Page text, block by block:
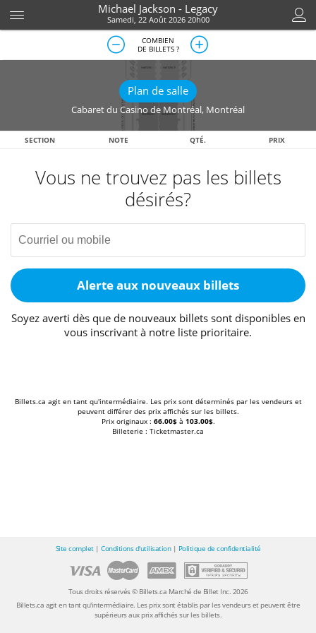
Michael Jackson - Legacy
Samedi, 22 Août 2026 20h00
COMBIEN
DE BILLETS ?
Plan de salle
Cabaret du Casino de Montréal, Montréal
SECTION NOTE QTÉ. PRIX
Vous ne trouvez pas les billets
désirés?
Alerte aux nouveaux billets
Soyez averti dès que de nouveaux billets sont disponibles en
vous inscrivant à notre liste prioritaire.
Billets.ca agit en tant qu'intermédiaire. Les prix sont déterminés par les vendeurs et
peuvent différer des prix affichés sur les billets.
Prix originaux : 66.00$à 103.00$.
Billeterie : Ticketmaster.ca
Site complet| Conditions d'utilisation| Politique de confidentialité
Tous droits réservés © Billets.ca Marché de Billet Inc. 2026
Billets.ca agit en tant qu'intermédiaire. Les prix sont établis par les vendeurs et peuvent être
supérieurs aux prix affichés sur les billets.